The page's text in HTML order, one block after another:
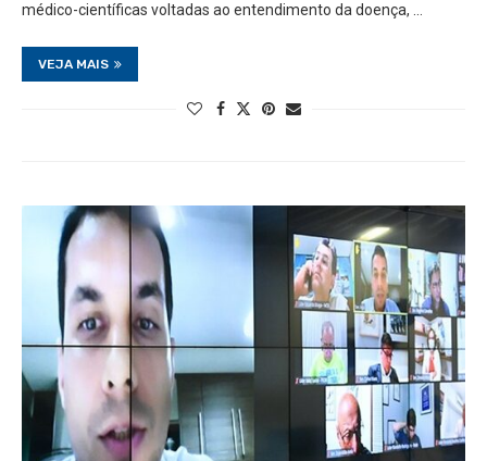
médico-científicas voltadas ao entendimento da doença, …
VEJA MAIS